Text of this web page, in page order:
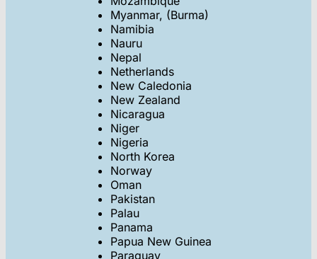
Myanmar, (Burma)
Namibia
Nauru
Nepal
Netherlands
New Caledonia
New Zealand
Nicaragua
Niger
Nigeria
North Korea
Norway
Oman
Pakistan
Palau
Panama
Papua New Guinea
Paraguay